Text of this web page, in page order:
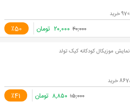
٪50 ۴۰,۰۰۰ ۲۰,۰۰۰ تومان
نمایش موزیکال کودکانه کیک تولد
٪41 ۱۵,۰۰۰ ۸,۸۵۰ تومان